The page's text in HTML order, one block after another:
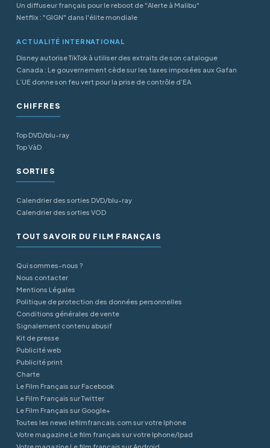
Un diffuseur français pour le reboot de "Alerte à Malibu"
Netflix : "GIGN" dans l'élite mondiale
ACTUALITÉ INTERNATIONAL
Disney autorise TikTok à utiliser des extraits de son catalogue
Canada : Le gouvernement cède sur les taxes imposées aux Gafan
L’UE donne son feu vert pour la prise de contrôle d’EA
CHIFFRES
Top DVD/blu-ray
Top VàD
SORTIES
Calendrier des sorties DVD/blu-ray
Calendrier des sorties VOD
TOUT SAVOIR DU FILM FRANÇAIS
Qui sommes-nous ?
Nous contacter
Mentions Légales
Politique de protection des données personnelles
Conditions générales de vente
Signalement contenu abusif
Kit de presse
Publicité web
Publicité print
Charte
Le Film Français sur Facebook
Le Film Français sur Twitter
Le Film Français sur Google+
Toutes les news lefilmfrancais.com sur votre Iphone
Votre magazine Le film français sur votre Iphone/Ipad